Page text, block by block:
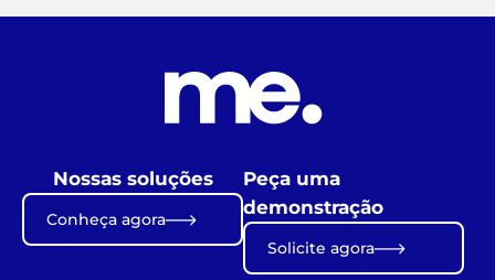
Nossas soluções
Conheça agora
Peça uma
demonstração
Solicite agora